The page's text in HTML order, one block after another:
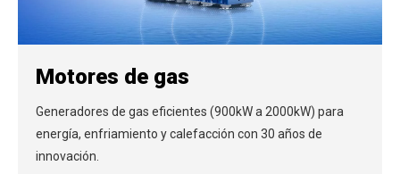
Motores de gas
Generadores de gas eficientes (900kW a 2000kW) para
energía, enfriamiento y calefacción con 30 años de
innovación.